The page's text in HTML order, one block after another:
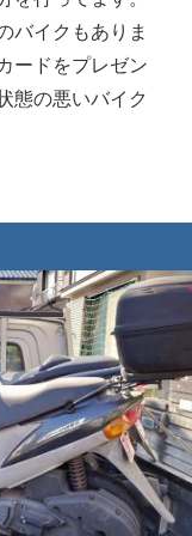
バイクもありま
ードをプレゼン
態の悪いバイク